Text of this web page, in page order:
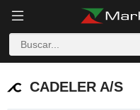
CADELER A/S
CADELER A/S